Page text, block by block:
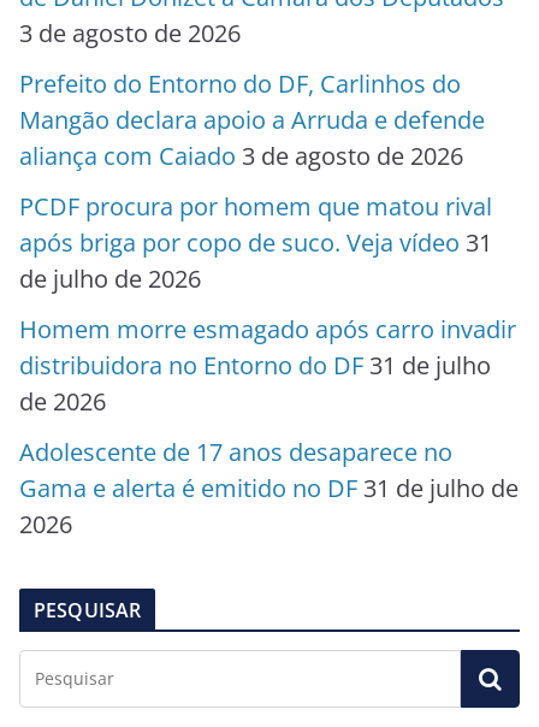
3 de agosto de 2026
Prefeito do Entorno do DF, Carlinhos do
Mangão declara apoio a Arruda e defende
aliança com Caiado 3 de agosto de 2026
PCDF procura por homem que matou rival
após briga por copo de suco. Veja vídeo 31
de julho de 2026
Homem morre esmagado após carro invadir
distribuidora no Entorno do DF 31 de julho
de 2026
Adolescente de 17 anos desaparece no
Gama e alerta é emitido no DF 31 de julho de
2026
PESQUISAR